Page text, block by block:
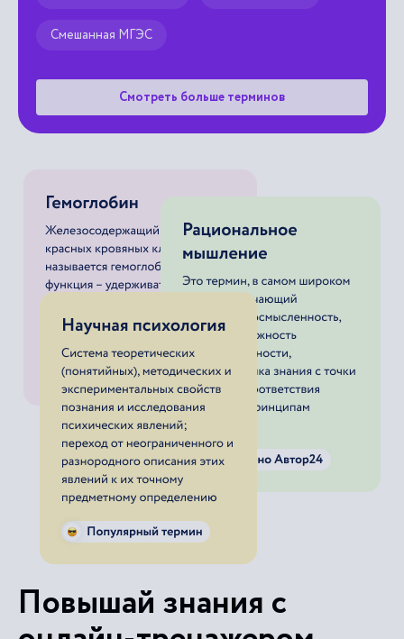
Смотреть больше терминов
Повышай знания с
онлайн-тренажером
от Автор24!